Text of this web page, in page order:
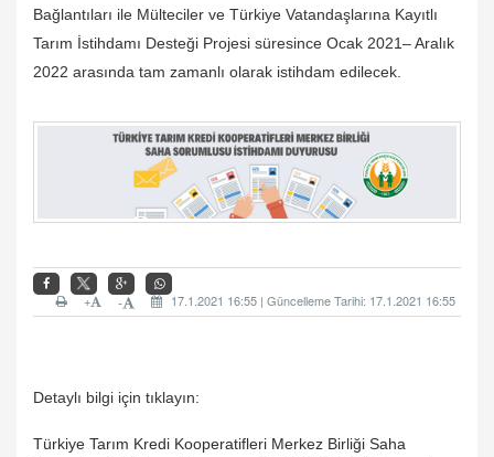
Bağlantıları ile Mülteciler ve Türkiye Vatandaşlarına Kayıtlı
Tarım İstihdamı Desteği Projesi süresince Ocak 2021– Aralık
2022 arasında tam zamanlı olarak istihdam edilecek.
17.1.2021 16:55 | Güncelleme Tarihi: 17.1.2021 16:55
-
+
Detaylı bilgi için tıklayın:
Türkiye Tarım Kredi Kooperatifleri Merkez Birliği Saha